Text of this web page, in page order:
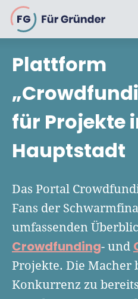
FG
Planen
Selbstständig machen
Über 500 Geschäftsideen
Geschäftsmodell
Businessplan schreiben
Businessplan-Vorlage &
Finanzplan erstellen
Gründen
Firma gründen: 10 Tipps
Rechtsform wählen
UG gründen
GmbH gründen
Geschäftskonto-Vergleich
Wachsen
6 Tipps zum Start
Fördermittelcheck
Kunden gewinnen
Finanzieren
Plattform
für Projekte
Hauptstadt
Das Portal
Fans der
umfassenden
Crowdfunding- und
Projekte. Die Macher
Konkurrenz zu